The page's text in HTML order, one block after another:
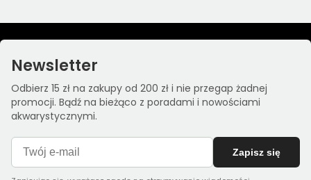
Newsletter
Odbierz 15 zł na zakupy od 200 zł i nie przegap żadnej
promocji. Bądź na bieżąco z poradami i nowościami
akwarystycznymi.
Zapisz się